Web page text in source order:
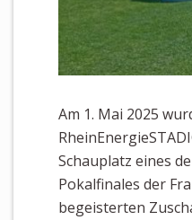
Am 1. Mai 2025
Schauplatz eines
Pokalfinales der
begeisterten